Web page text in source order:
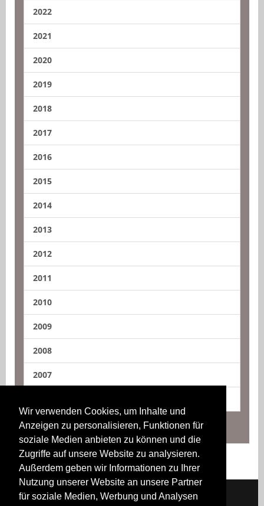
Wir verwenden Cookies, um Inhalte und
Anzeigen zu personalisieren, Funktionen für
soziale Medien anbieten zu können und die
Zugriffe auf unsere Website zu analysieren.
Außerdem geben wir Informationen zu Ihrer
Nutzung unserer Website an unsere Partner
für soziale Medien, Werbung und Analysen
2022
2021
2020
2019
2018
2017
2016
2015
2014
2013
2012
2011
2010
2009
2008
2007